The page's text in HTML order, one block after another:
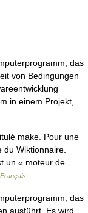
das
von Bedingungen
in einem Projekt,
make. Pour une
du Wiktionnaire.
un « moteur de
das
ausführt. Es wird